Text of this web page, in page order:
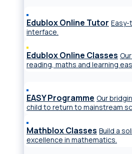
Edublox Online Tutor
interface.
Edublox Online Classes
reading, maths and learning
EASY Programme Our
child to return to mainstream
Mathblox Classes Build a
excellence in mathematics.